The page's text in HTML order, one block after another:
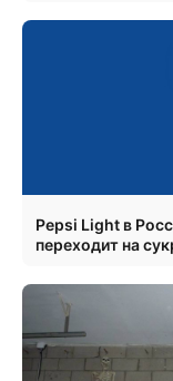
Pepsi Light в
переходит на